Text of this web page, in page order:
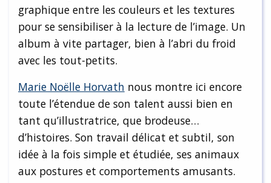
graphique entre les couleurs et les textures
pour se sensibiliser à la lecture de l’image. Un
album à vite partager, bien à l’abri du froid
avec les tout-petits.
Marie Noëlle Horvath nous montre ici encore
toute l’étendue de son talent aussi bien en
tant qu’illustratrice, que brodeuse…
d’histoires. Son travail délicat et subtil, son
idée à la fois simple et étudiée, ses animaux
aux postures et comportements amusants.